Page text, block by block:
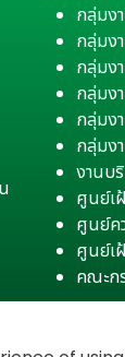
กลุ่มง
กลุ่มง
กลุ่มง
กลุ่มง
กลุ่มง
กลุ่มง
งานบ
ศูนย์เ
ศูนย์ค
ศูนย์เ
คณะก